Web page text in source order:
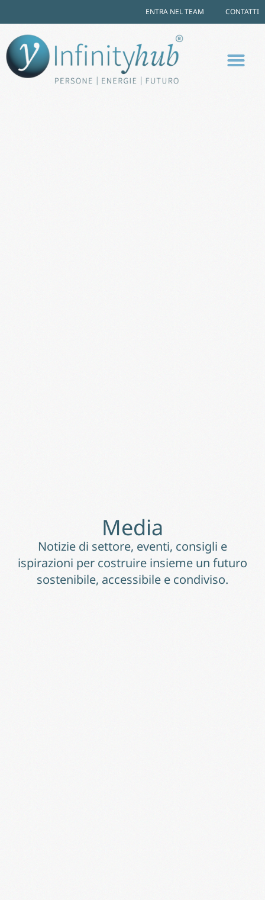
ENTRA NEL TEAM CONTATTI
Media
Notizie di settore, eventi, consigli e
ispirazioni per costruire insieme un futuro
sostenibile, accessibile e condiviso.